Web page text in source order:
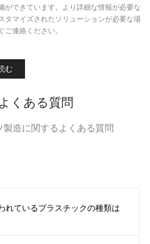
ができています。より詳細な情報が必要な
タマイズされたソリューションが必要な場
ご連絡ください。
む
よくある質問
製造に関するよくある質問
れているプラスチックの種類は